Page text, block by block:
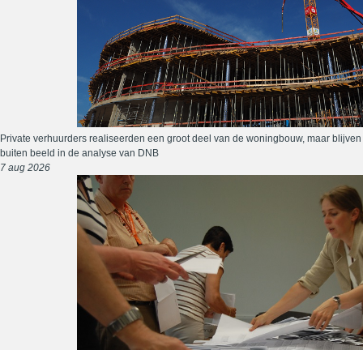
Private verhuurders realiseerden een groot deel van de woningbouw, maar blijven
buiten beeld in de analyse van DNB
7 aug 2026